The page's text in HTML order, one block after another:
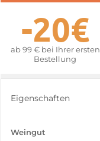
-20€
ab 99 € bei Ihrer ersten
Bestellung
Eigenschaften
Weingut